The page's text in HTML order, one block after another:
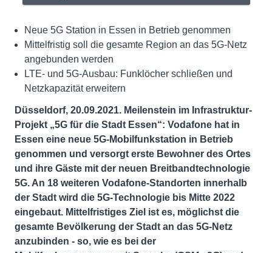
Neue 5G Station in Essen in Betrieb genommen
Mittelfristig soll die gesamte Region an das 5G-Netz
angebunden werden
LTE- und 5G-Ausbau: Funklöcher schließen und
Netzkapazität erweitern
Düsseldorf, 20.09.2021. Meilenstein im Infrastruktur-
Projekt „5G für die Stadt Essen“: Vodafone hat in
Essen eine neue 5G-Mobilfunkstation in Betrieb
genommen und versorgt erste Bewohner des Ortes
und ihre Gäste mit der neuen Breitbandtechnologie
5G. An 18 weiteren Vodafone-Standorten innerhalb
der Stadt wird die 5G-Technologie bis Mitte 2022
eingebaut. Mittelfristiges Ziel ist es, möglichst die
gesamte Bevölkerung der Stadt an das 5G-Netz
anzubinden - so, wie es bei der